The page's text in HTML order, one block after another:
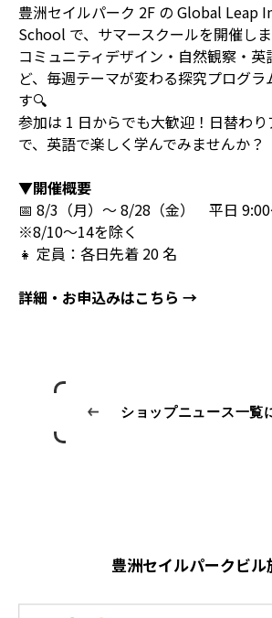
豊洲セイルパーク 2F の Global Leap
School で、サマースクールを開催しま
コミュニティデザイン・自然観察・
ど、毎週テーマが変わる探究プログラ
す🔍️
参加は 1 日からでも大歓迎！日替わり
で、英語で楽しく学んでみませんか？
▼開催概要
📅 8/3（月）〜 8/28（金） 平日
※8/10〜14を除く
👧 定員：各日先着 20 名
詳細・お申込みはこちら →
ショップニュース一覧
豊洲セイルパークビル